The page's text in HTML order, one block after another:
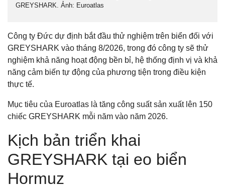
GREYSHARK. Ảnh: Euroatlas
Công ty Đức dự định bắt đầu thử nghiệm trên biển đối với
GREYSHARK vào tháng 8/2026, trong đó công ty sẽ thử
nghiệm khả năng hoạt động bền bỉ, hệ thống định vị và khả
năng cảm biến tự động của phương tiện trong điều kiện
thực tế.
Mục tiêu của Euroatlas là tăng công suất sản xuất lên 150
chiếc GREYSHARK mỗi năm vào năm 2026.
Kịch bản triển khai
GREYSHARK tại eo biển
Hormuz